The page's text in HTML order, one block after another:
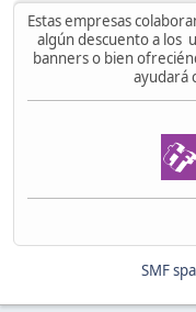
Estas empresas
algún descuento a los
banners o bien
ayudará
SMF